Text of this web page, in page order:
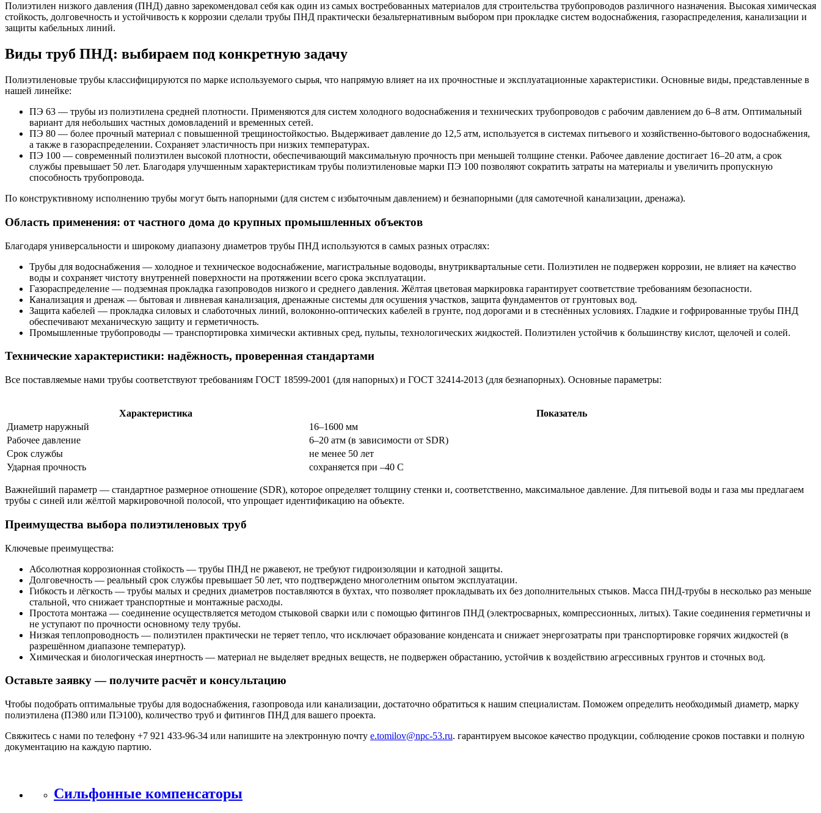
Полиэтилен низкого давления (ПНД) давно зарекомендовал себя как один из самых востребованных материалов для строительства трубопроводов различного назначения. Высокая химическая
стойкость, долговечность и устойчивость к коррозии сделали трубы ПНД практически безальтернативным выбором при прокладке систем водоснабжения, газораспределения, канализации и
защиты кабельных линий.
Виды труб ПНД: выбираем под конкретную задачу
Полиэтиленовые трубы классифицируются по марке используемого сырья, что напрямую влияет на их прочностные и эксплуатационные характеристики. Основные виды, представленные в
нашей линейке:
ПЭ 63 — трубы из полиэтилена средней плотности. Применяются для систем холодного водоснабжения и технических трубопроводов с рабочим давлением до 6–8 атм. Оптимальный
вариант для небольших частных домовладений и временных сетей.
ПЭ 80 — более прочный материал с повышенной трещиностойкостью. Выдерживает давление до 12,5 атм, используется в системах питьевого и хозяйственно-бытового водоснабжения,
а также в газораспределении. Сохраняет эластичность при низких температурах.
ПЭ 100 — современный полиэтилен высокой плотности, обеспечивающий максимальную прочность при меньшей толщине стенки. Рабочее давление достигает 16–20 атм, а срок
службы превышает 50 лет. Благодаря улучшенным характеристикам трубы полиэтиленовые марки ПЭ 100 позволяют сократить затраты на материалы и увеличить пропускную
способность трубопровода.
По конструктивному исполнению трубы могут быть напорными (для систем с избыточным давлением) и безнапорными (для самотечной канализации, дренажа).
Область применения: от частного дома до крупных промышленных объектов
Благодаря универсальности и широкому диапазону диаметров трубы ПНД используются в самых разных отраслях:
Трубы для водоснабжения — холодное и техническое водоснабжение, магистральные водоводы, внутриквартальные сети. Полиэтилен не подвержен коррозии, не влияет на качество
воды и сохраняет чистоту внутренней поверхности на протяжении всего срока эксплуатации.
Газораспределение — подземная прокладка газопроводов низкого и среднего давления. Жёлтая цветовая маркировка гарантирует соответствие требованиям безопасности.
Канализация и дренаж — бытовая и ливневая канализация, дренажные системы для осушения участков, защита фундаментов от грунтовых вод.
Защита кабелей — прокладка силовых и слаботочных линий, волоконно-оптических кабелей в грунте, под дорогами и в стеснённых условиях. Гладкие и гофрированные трубы ПНД
обеспечивают механическую защиту и герметичность.
Промышленные трубопроводы — транспортировка химически активных сред, пульпы, технологических жидкостей. Полиэтилен устойчив к большинству кислот, щелочей и солей.
Технические характеристики: надёжность, проверенная стандартами
Все поставляемые нами трубы соответствуют требованиям ГОСТ 18599-2001 (для напорных) и ГОСТ 32414-2013 (для безнапорных). Основные параметры:
Характеристика
Показатель
Диаметр наружный
16–1600 мм
Рабочее давление
6–20 атм (в зависимости от SDR)
Срок службы
не менее 50 лет
Ударная прочность
сохраняется при –40 C
Важнейший параметр — стандартное размерное отношение (SDR), которое определяет толщину стенки и, соответственно, максимальное давление. Для питьевой воды и газа мы предлагаем
трубы с синей или жёлтой маркировочной полосой, что упрощает идентификацию на объекте.
Преимущества выбора полиэтиленовых труб
Ключевые преимущества:
Абсолютная коррозионная стойкость — трубы ПНД не ржавеют, не требуют гидроизоляции и катодной защиты.
Долговечность — реальный срок службы превышает 50 лет, что подтверждено многолетним опытом эксплуатации.
Гибкость и лёгкость — трубы малых и средних диаметров поставляются в бухтах, что позволяет прокладывать их без дополнительных стыков. Масса ПНД-трубы в несколько раз меньше
стальной, что снижает транспортные и монтажные расходы.
Простота монтажа — соединение осуществляется методом стыковой сварки или с помощью фитингов ПНД (электросварных, компрессионных, литых). Такие соединения герметичны и
не уступают по прочности основному телу трубы.
Низкая теплопроводность — полиэтилен практически не теряет тепло, что исключает образование конденсата и снижает энергозатраты при транспортировке горячих жидкостей (в
разрешённом диапазоне температур).
Химическая и биологическая инертность — материал не выделяет вредных веществ, не подвержен обрастанию, устойчив к воздействию агрессивных грунтов и сточных вод.
Оставьте заявку — получите расчёт и консультацию
Чтобы подобрать оптимальные трубы для водоснабжения, газопровода или канализации, достаточно обратиться к нашим специалистам. Поможем определить необходимый диаметр, марку
полиэтилена (ПЭ80 или ПЭ100), количество труб и фитингов ПНД для вашего проекта.
Свяжитесь с нами по телефону +7 921 433-96-34 или напишите на электронную почту e.tomilov@npc-53.ru. гарантируем высокое качество продукции, соблюдение сроков поставки и полную
документацию на каждую партию.
Сильфонные компенсаторы